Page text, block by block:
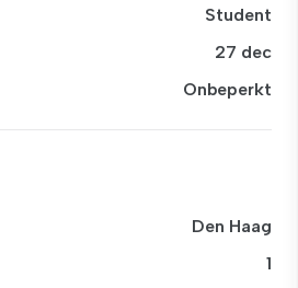
Student
27 dec
Onbeperkt
Den Haag
1